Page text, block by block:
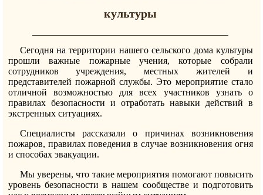
культуры
Сегодня на территории нашего сельского дома культуры
прошли важные пожарные учения, которые собрали
сотрудников учреждения, местных жителей и
представителей пожарной службы. Это мероприятие стало
отличной возможностью для всех участников узнать о
правилах безопасности и отработать навыки действий в
экстренных ситуациях.
Специалисты рассказали о причинах возникновения
пожаров, правилах поведения в случае возникновения огня
и способах эвакуации.
Мы уверены, что такие мероприятия помогают повысить
уровень безопасности в нашем сообществе и подготовить